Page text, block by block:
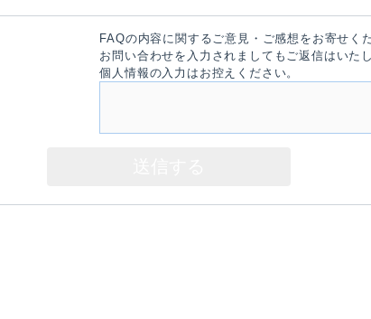
FAQの内容に関するご意見・ご感想をお寄せく
お問い合わせを入力されましてもご返信はいた
個人情報の入力はお控えください。